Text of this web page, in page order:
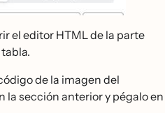
el editor HTML de la parte
de la imagen del
la sección anterior y pégalo en